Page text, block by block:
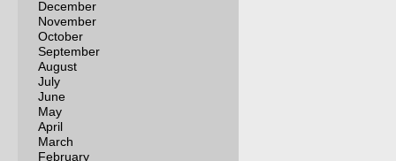
December
November
October
September
August
July
June
May
April
March
February